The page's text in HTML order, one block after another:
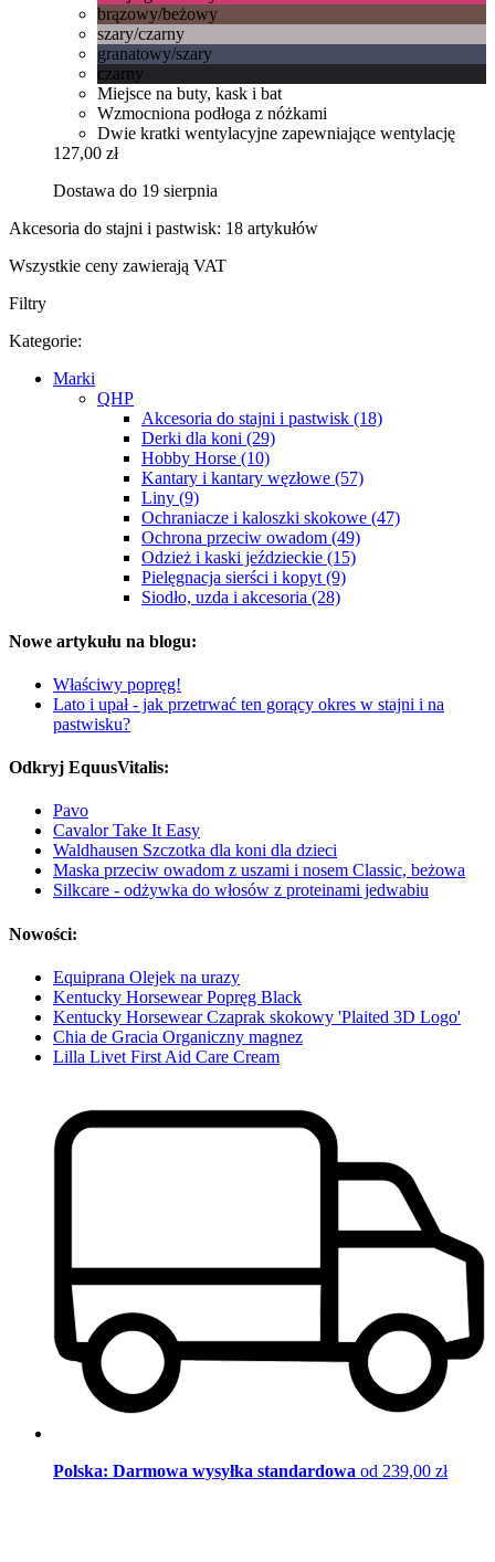
brązowy/beżowy
szary/czarny
granatowy/szary
czarny
Miejsce na buty, kask i bat
Wzmocniona podłoga z nóżkami
Dwie kratki wentylacyjne zapewniające wentylację
127,00 zł
Dostawa do 19 sierpnia
Akcesoria do stajni i pastwisk: 18 artykułów
Wszystkie ceny zawierają VAT
Filtry
Kategorie:
Marki
QHP
Akcesoria do stajni i pastwisk (18)
Derki dla koni (29)
Hobby Horse (10)
Kantary i kantary węzłowe (57)
Liny (9)
Ochraniacze i kaloszki skokowe (47)
Ochrona przeciw owadom (49)
Odzież i kaski jeździeckie (15)
Pielęgnacja sierści i kopyt (9)
Siodło, uzda i akcesoria (28)
Nowe artykułu na blogu:
Właściwy popręg!
Lato i upał - jak przetrwać ten gorący okres w stajni i na
pastwisku?
Odkryj EquusVitalis:
Pavo
Cavalor Take It Easy
Waldhausen Szczotka dla koni dla dzieci
Maska przeciw owadom z uszami i nosem Classic, beżowa
Silkcare - odżywka do włosów z proteinami jedwabiu
Nowości:
Equiprana Olejek na urazy
Kentucky Horsewear Popręg Black
Kentucky Horsewear Czaprak skokowy 'Plaited 3D Logo'
Chia de Gracia Organiczny magnez
Lilla Livet First Aid Care Cream
Polska: Darmowa wysyłka standardowa od 239,00 zł